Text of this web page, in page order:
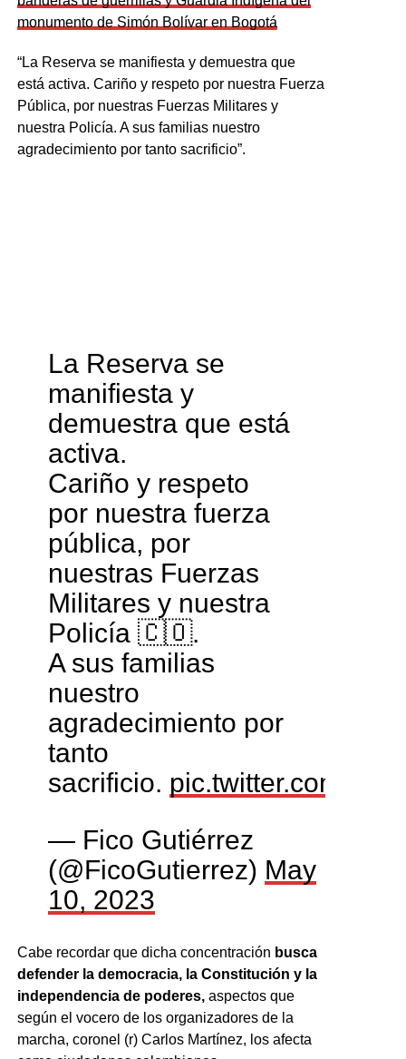
monumento de Simón Bolívar en Bogotá
“La Reserva se manifiesta y demuestra que
está activa. Cariño y respeto por nuestra Fuerza
Pública, por nuestras Fuerzas Militares y
nuestra Policía. A sus familias nuestro
agradecimiento por tanto sacrificio”.
La Reserva se
manifiesta y
demuestra que está
activa.
Cariño y respeto
por nuestra fuerza
pública, por
nuestras Fuerzas
Militares y nuestra
Policía 🇨🇴.
A sus familias
nuestro
agradecimiento por
tanto
sacrificio. pic.twitter.com/
— Fico Gutiérrez
(@FicoGutierrez) May
10, 2023
Cabe recordar que dicha concentración busca
defender la democracia, la Constitución y la
independencia de poderes, aspectos que
según el vocero de los organizadores de la
marcha, coronel (r) Carlos Martínez, los afecta